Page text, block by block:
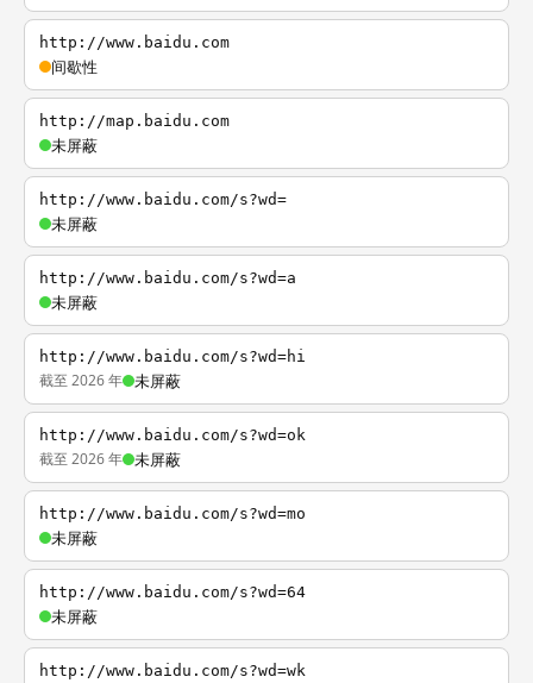
http://www.baidu.com
间歇性
http://map.baidu.com
未屏蔽
http://www.baidu.com/s?wd=
未屏蔽
http://www.baidu.com/s?wd=a
未屏蔽
http://www.baidu.com/s?wd=hi
截至 2026 年 未屏蔽
http://www.baidu.com/s?wd=ok
截至 2026 年 未屏蔽
http://www.baidu.com/s?wd=mo
未屏蔽
http://www.baidu.com/s?wd=64
未屏蔽
http://www.baidu.com/s?wd=wk